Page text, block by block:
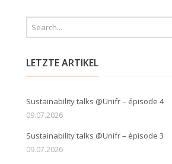
LETZTE ARTIKEL
Sustainability talks @Unifr – épisode 4
09.07.2026
Sustainability talks @Unifr – épisode 3
09.07.2026